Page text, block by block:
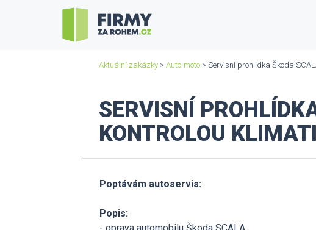
Aktuální zakázky > Auto-moto > Servisní prohlídka Škoda
SERVISNÍ
KONTROLOU
Poptávám autoservis:
Popis: